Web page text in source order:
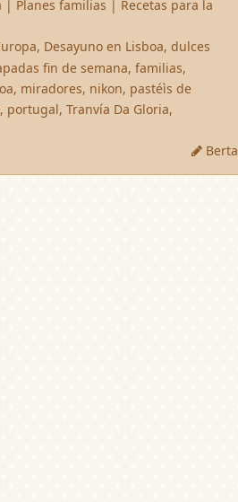
| Planes familias | Recetas para la
, Desayuno en Lisboa,dulces
fin de semana, familias,
, miradores, nikon, pastéìs de
, portugal, Tranvía Da Gloria,
Berta